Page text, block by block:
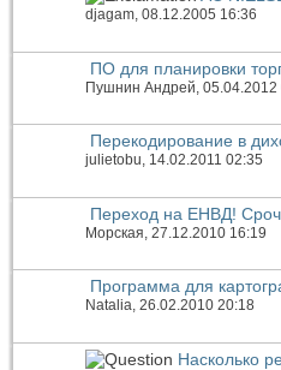
djagam, 08.12.2005 16:36
ПО для планировки
Пушнин Андрей ,
Перекодирование в
julietobu, 14.02.2011 02:35
Переход на ЕНВД!
Морская , 27.12.2010 16:19
Программа для
Natalia, 26.02.2010 20:18
Насколько